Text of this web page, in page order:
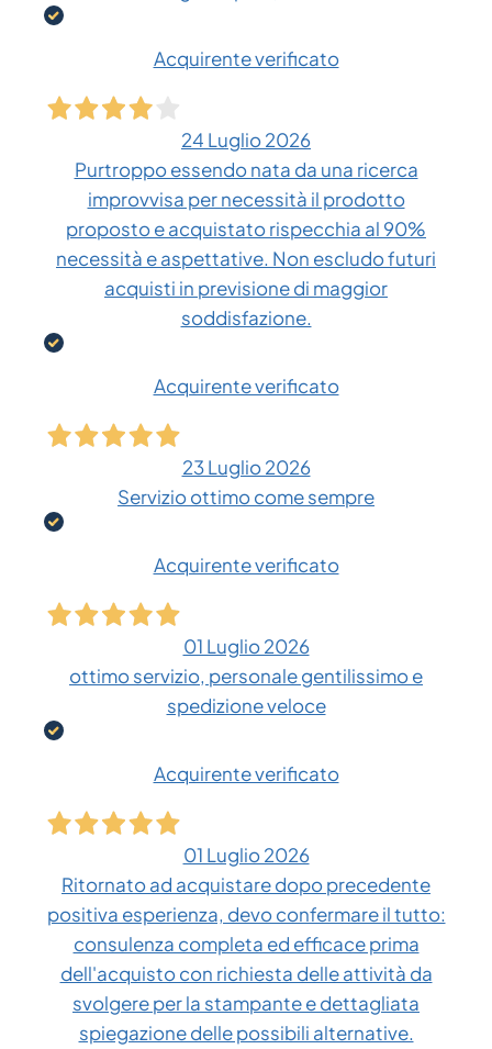
Acquirente verificato
24 Luglio 2026
Purtroppo essendo nata da una ricerca
improvvisa per necessità il prodotto
proposto e acquistato rispecchia al 90%
necessità e aspettative. Non escludo futuri
acquisti in previsione di maggior
soddisfazione.
Acquirente verificato
23 Luglio 2026
Servizio ottimo come sempre
Acquirente verificato
01 Luglio 2026
ottimo servizio, personale gentilissimo e
spedizione veloce
Acquirente verificato
01 Luglio 2026
Ritornato ad acquistare dopo precedente
positiva esperienza, devo confermare il tutto:
consulenza completa ed efficace prima
dell'acquisto con richiesta delle attività da
svolgere per la stampante e dettagliata
spiegazione delle possibili alternative.